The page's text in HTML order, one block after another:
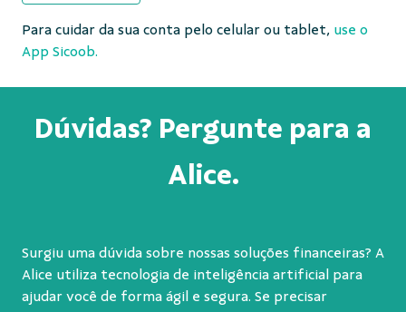
Para cuidar da sua conta pelo celular ou tablet, use o
App Sicoob.
Dúvidas? Pergunte para a
Alice.
Surgiu uma dúvida sobre nossas soluções financeiras? A
Alice utiliza tecnologia de inteligência artificial para
ajudar você de forma ágil e segura. Se precisar